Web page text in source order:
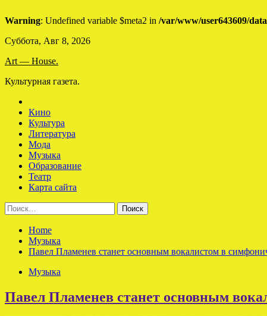
Warning: Undefined variable $meta2 in /var/www/user643609/
Skip
content
Суббота, Авг 8, 2026
Art — House.
Культурная газета.
Кино
Культура
Литература
Мода
Музыка
Образование
Театр
Карта сайта
Найти:
Home
Музыка
Павел Пламенев станет основным вокалистом в
Музыка
Павел Пламенев станет основным